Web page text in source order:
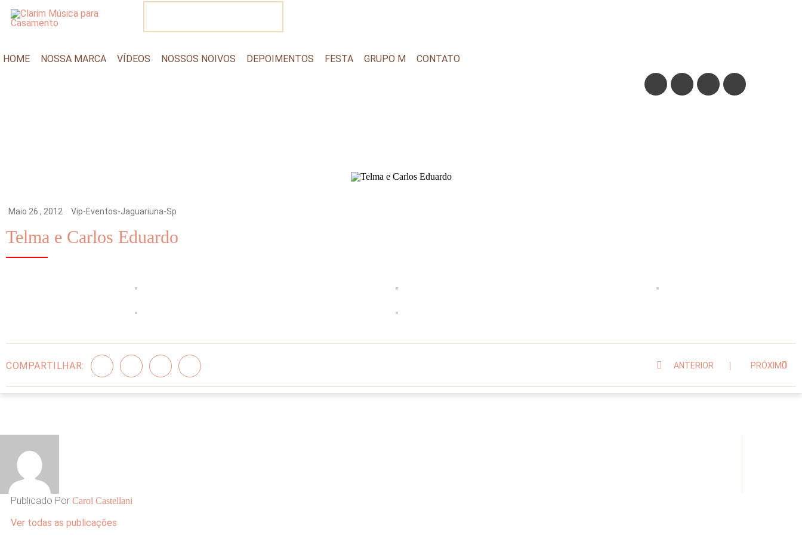
HOME NOSSA MARCA VÍDEOS NOSSOS NOIVOS DEPOIMENTOS FESTA GRUPO M CONTATO
Maio 26 , 2012 Vip-Eventos-Jaguariuna-Sp
Telma e Carlos Eduardo
COMPARTILHAR: ANTERIOR PRÓXIMO
Publicado Por Carol Castellani
Ver todas as publicações